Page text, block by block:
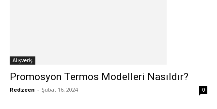
Alışveriş
Promosyon Termos Modelleri Nasıldır?
Redzeen - Şubat 16, 2024 0